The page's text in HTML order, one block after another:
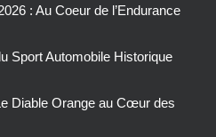
: Au Coeur de l’Endurance
Sport Automobile Historique
Diable Orange au Cœur des